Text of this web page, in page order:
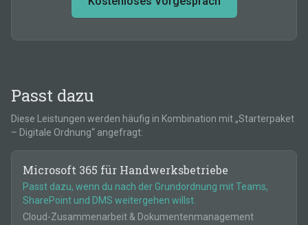
Passt dazu
Diese Leistungen werden häufig in Kombination mit „Starterpaket
– Digitale Ordnung“ angefragt:
Microsoft 365 für Handwerksbetriebe
Passt dazu, wenn du nach der Grundordnung mit Teams,
SharePoint und DMS weitergehen willst.
Cloud-Zusammenarbeit & Dokumentenmanagement